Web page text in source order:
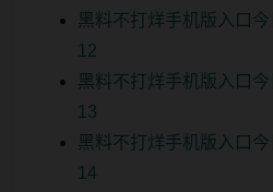
黑料不打烊手机版入口
12
黑料不打烊手机版入口
13
黑料不打烊手机版入口
14